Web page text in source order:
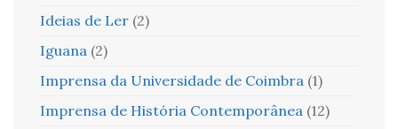
Ideias de Ler (2)
Iguana (2)
Imprensa da Universidade de Coimbra (1)
Imprensa de História Contemporânea (12)